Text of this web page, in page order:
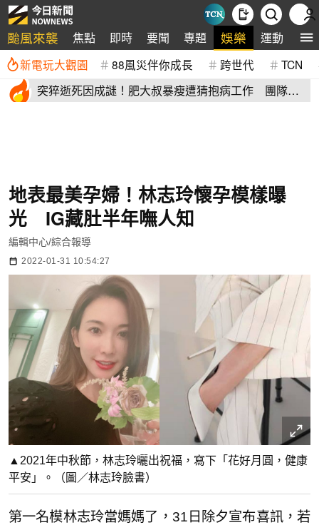
颱風來襲 焦點 即時 要聞 專題 娛樂 運動 全
新電玩大觀園 88風災伴你成長 跨世代 TCN
突猝逝死因成謎！肥大叔暴瘦遭猜抱病工作 團隊宣
地表最美孕婦！林志玲懷孕模樣曝
光 IG藏肚半年嘸人知
編輯中心/綜合報導
2022-01-31 10:54:27
▲2021年中秋節，林志玲曬出祝福，寫下「花好月圓，健康
平安」。（圖／林志玲臉書）
第一名模林志玲當媽媽了，31日除夕宣布喜訊，若